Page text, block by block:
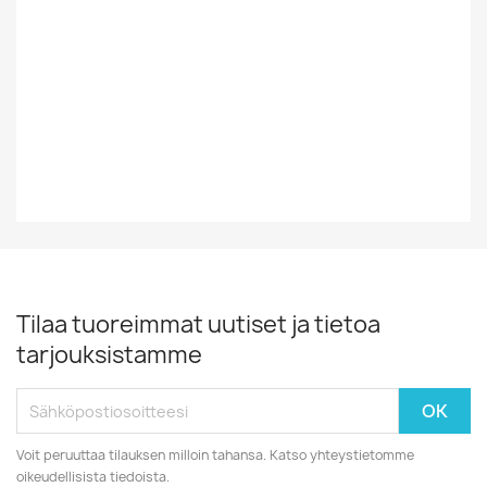
Tilaa tuoreimmat uutiset ja tietoa
tarjouksistamme
Voit peruuttaa tilauksen milloin tahansa. Katso yhteystietomme
oikeudellisista tiedoista.